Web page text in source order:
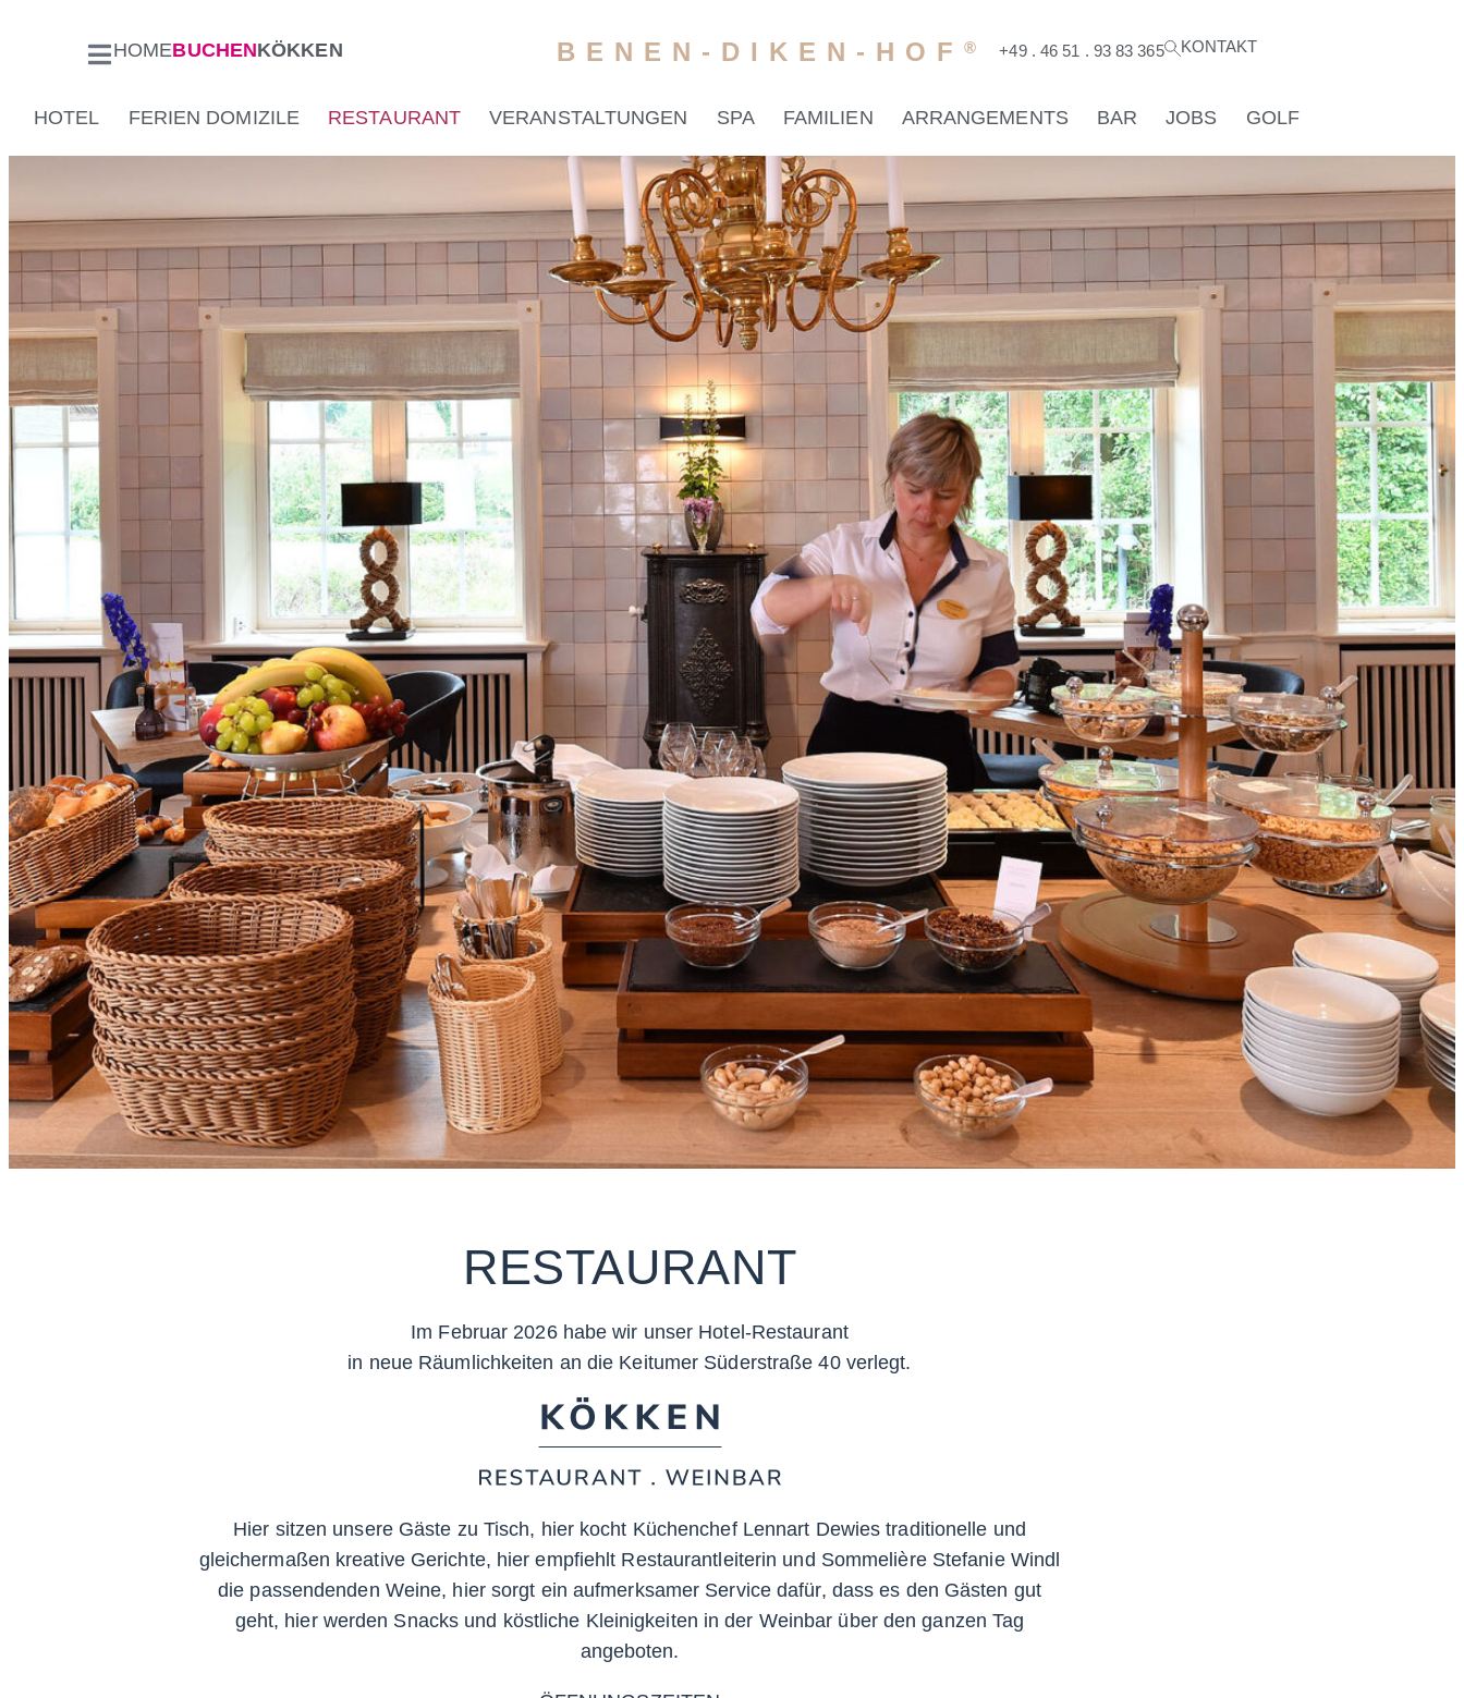
HOMEBUCHENKÖKKEN BENEN-DIKEN-HOF ® +49 . 46 51 . 93 83 365 KONTAKT
HOTEL FERIEN DOMIZILE RESTAURANT VERANSTALTUNGEN SPA FAMILIEN ARRANGEMENTS BAR JOBS GOLF
RESTAURANT
Im Februar 2026 habe wir unser Hotel-Restaurant
in neue Räumlichkeiten an die Keitumer Süderstraße 40 verlegt.
Hier sitzen unsere Gäste zu Tisch, hier kocht Küchenchef Lennart Dewies traditionelle und
gleichermaßen kreative Gerichte, hier empfiehlt Restaurantleiterin und Sommelière Stefanie Windl
die passendenden Weine, hier sorgt ein aufmerksamer Service dafür, dass es den Gästen gut
geht, hier werden Snacks und köstliche Kleinigkeiten in der Weinbar über den ganzen Tag
angeboten.